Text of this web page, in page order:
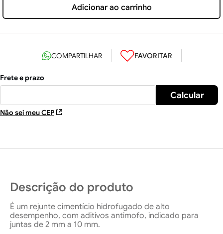
Adicionar ao carrinho
Não sei meu CEP
Descrição do produto
É um rejunte cimentício hidrofugado de alto
desempenho, com aditivos antimofo, indicado para
juntas de 2 mm a 10 mm.